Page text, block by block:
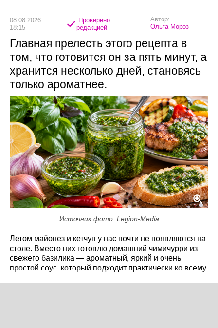
08.08.2026
18:15
Проверено
редакцией
Автор:
Ольга Мороз
Главная прелесть этого рецепта в
том, что готовится он за пять минут, а
хранится несколько дней, становясь
только ароматнее.
Источник фото: Legion-Media
Летом майонез и кетчуп у нас почти не появляются на
столе. Вместо них готовлю домашний чимичурри из
свежего базилика — ароматный, яркий и очень
простой соус, который подходит практически ко всему.